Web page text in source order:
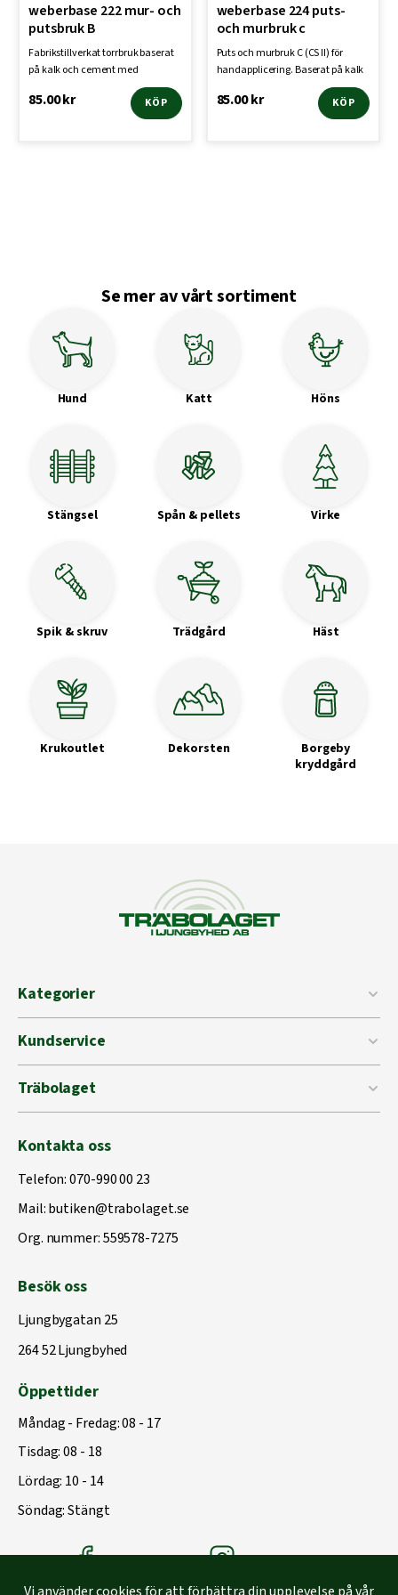
weberbase 222 mur- och
putsbruk B
Fabrikstillverkat torrbruk baserat
på kalk och cement med
natursand som ballast …
85.00kr KÖP
weberbase 224 puts-
och murbruk c
Puts och murbruk C (CS II) för
handapplicering. Baserat på kalk
85.00kr KÖP
Se mer av vårt sortiment
Hund Katt Höns
Stängsel Spån & pellets Virke
Spik & skruv Trädgård Häst
Krukoutlet Dekorsten
Borgeby
kryddgård
Kategorier
Kundservice
Träbolaget
Kontakta oss
Telefon:070-990 00 23
Mail:butiken@trabolaget.se
Org. nummer: 559578-7275
Besök oss
Ljungbygatan 25
264 52 Ljungbyhed
Öppettider
Måndag - Fredag: 08 - 17
Tisdag: 08 - 18
Lördag: 10 - 14
Söndag: Stängt
Träbolagets FacebookTräbolagets instagram